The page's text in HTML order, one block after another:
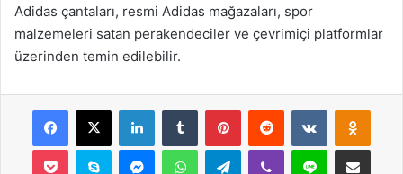
Adidas çantaları, resmi Adidas mağazaları, spor
malzemeleri satan perakendeciler ve çevrimiçi platformlar
üzerinden temin edilebilir.
Facebook
X LinkedInTumblr PinterestReddit VKontakte
Pocket Skype MessengerWhatsAppTelegramViber Line E-Posta ile